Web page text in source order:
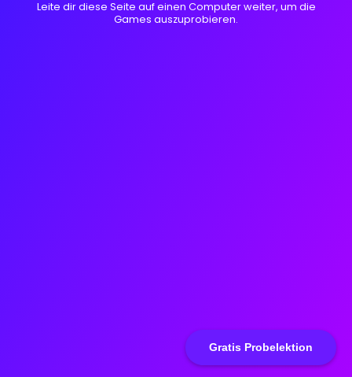
Gratis Probelektion
Leite dir diese Seite auf einen Computer weiter, um die
Games auszuprobieren.